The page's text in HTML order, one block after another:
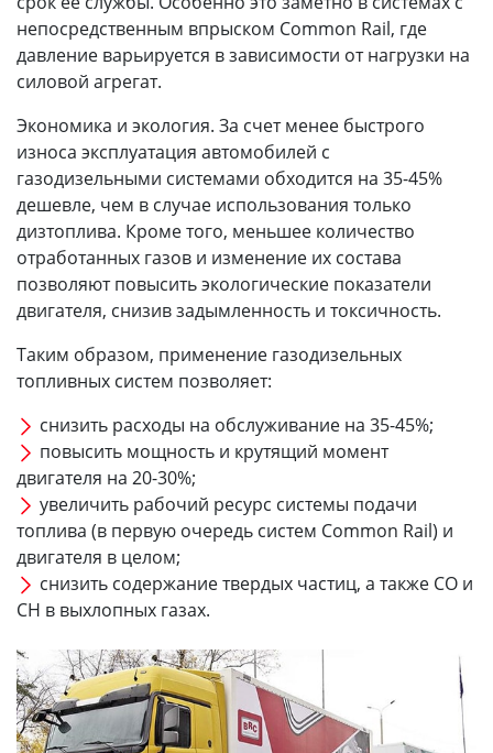
непосредственным впрыском Common Rail, где
давление варьируется в зависимости от нагрузки на
силовой агрегат.
Экономика и экология. За счет менее быстрого
износа эксплуатация автомобилей с
газодизельными системами обходится на 35-45%
дешевле, чем в случае использования только
дизтоплива. Кроме того, меньшее количество
отработанных газов и изменение их состава
позволяют повысить экологические показатели
двигателя, снизив задымленность и токсичность.
Таким образом, применение газодизельных
топливных систем позволяет:
снизить расходы на обслуживание на 35-45%;
повысить мощность и крутящий момент
двигателя на 20-30%;
увеличить рабочий ресурс системы подачи
топлива (в первую очередь систем Common Rail) и
двигателя в целом;
снизить содержание твердых частиц, а также СО и
СН в выхлопных газах.